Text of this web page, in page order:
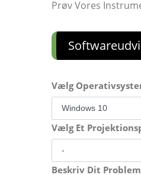
Prøv Vores
Vælg
Vælg Et
Beskriv Dit Problem